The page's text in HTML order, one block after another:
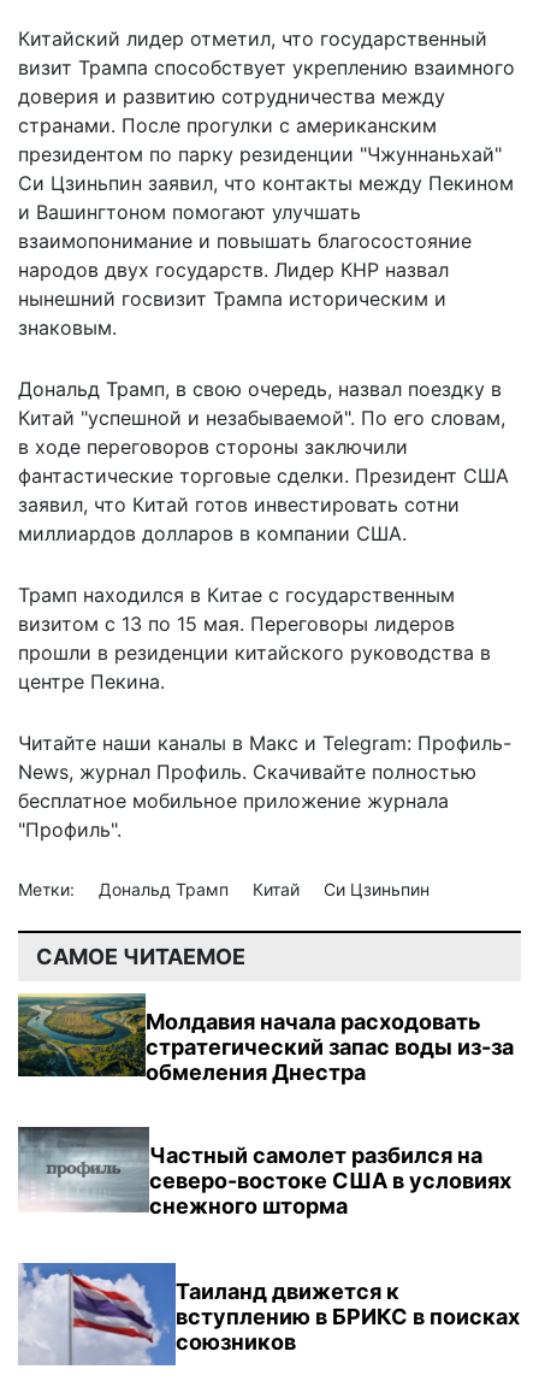
Китайский лидер отметил, что государственный
визит Трампа способствует укреплению взаимного
доверия и развитию сотрудничества между
странами. После прогулки с американским
президентом по парку резиденции "Чжуннаньхай"
Си Цзиньпин заявил, что контакты между Пекином
и Вашингтоном помогают улучшать
взаимопонимание и повышать благосостояние
народов двух государств. Лидер КНР назвал
нынешний госвизит Трампа историческим и
знаковым.
Дональд Трамп, в свою очередь, назвал поездку в
Китай "успешной и незабываемой". По его словам,
в ходе переговоров стороны заключили
фантастические торговые сделки. Президент США
заявил, что Китай готов инвестировать сотни
миллиардов долларов в компании США.
Трамп находился в Китае с государственным
визитом с 13 по 15 мая. Переговоры лидеров
прошли в резиденции китайского руководства в
центре Пекина.
Читайте наши каналы в Макс и Telegram: Профиль-
News, журнал Профиль. Скачивайте полностью
бесплатное мобильное приложение журнала
"Профиль".
Метки: Дональд Трамп Китай Си Цзиньпин
САМОЕ ЧИТАЕМОЕ
Молдавия начала расходовать
стратегический запас воды из-за
обмеления Днестра
Частный самолет разбился на
северо-востоке США в условиях
снежного шторма
Таиланд движется к
вступлению в БРИКС в поисках
союзников